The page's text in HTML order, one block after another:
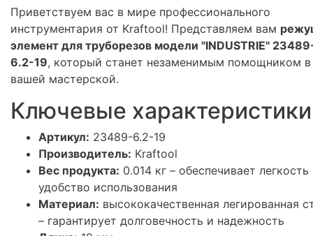
Приветствуем вас в мире профессионального
инструментария от Kraftool! Представляем вам
элемент для труборезов модели "INDUSTRIE"
6.2-19, который станет незаменимым помощником в
вашей мастерской.
Ключевые
Артикул: 23489-6.2-19
Производитель: Kraftool
Вес продукта: 0.014 кг – обеспечивает легкость
удобство использования
Материал: высококачественная легированная
– гарантирует долговечность и надежность